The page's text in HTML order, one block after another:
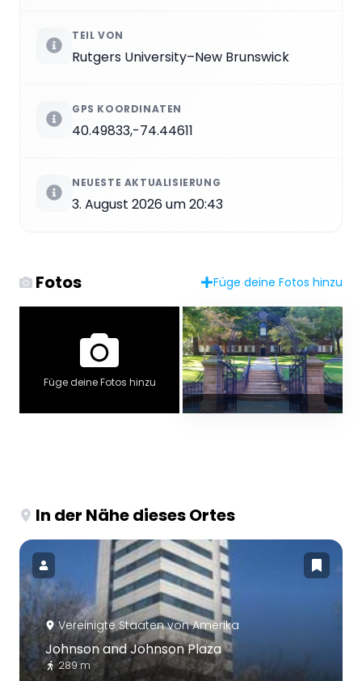
TEIL VON
Rutgers University–New Brunswick
GPS KOORDINATEN
40.49833,-74.44611
NEUESTE AKTUALISIERUNG
3. August 2026 um 20:43
Fotos Füge deine Fotos hinzu
Füge deine Fotos hinzu
In der Nähe dieses Ortes
Vereinigte Staaten von Amerika
Johnson and Johnson Plaza
289 m